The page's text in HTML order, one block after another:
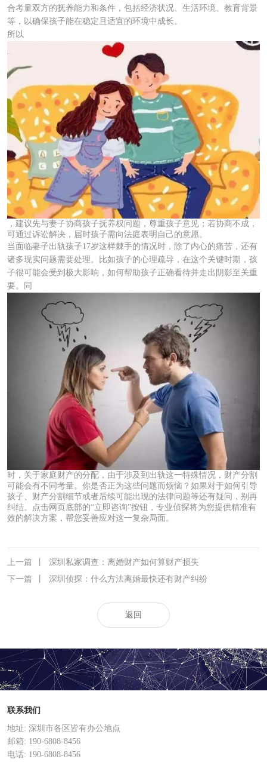
合考量双方的抚养能力和条件，包括经济状况、生活环境、教育背景
等，以确保孩子能在稳定且适宜的环境中成长。
所以
，建议先与妻子协商孩子抚养权问题，尊重孩子意见；若协商不成，
可通过诉讼解决，届时孩子需向法庭表明自己的意愿。
当面临妻子出轨孩子17岁这样棘手的情况时，除了内心的痛苦，还有
诸多现实问题需要处理。比如孩子的心理疏导，在这个关键时期，孩
子很可能会受到极大影响，如何帮助孩子正确看待并走出阴影至关重
要。同
时，关于家庭财产的分配，由于涉及到出轨这一特殊情况，财产分割
可能会有不同考量。你是否正为这些问题而烦恼？如果对于如何引导
孩子、财产分割细节或者后续可能出现的法律问题等还有疑问，别再
纠结。点击网页底部的“立即咨询”按钮，专业侦探将为您提供精准有
效的解决方案，帮您妥善应对这一复杂局面。
上一篇
深圳私家调查：离婚财产如何算财产损失
下一篇
深圳侦探：什么方法离婚最快还有财产纠纷
返回
联系我们
地址: 深圳市各区皆有办公地点
邮箱: 190-6808-8456
电话: 190-6808-8456